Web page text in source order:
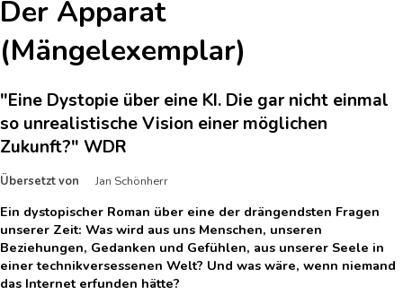
Der Apparat
(Mängelexemplar)
"Eine Dystopie über eine KI. Die gar nicht einmal
so unrealistische Vision einer möglichen
Zukunft?" WDR
Übersetzt von Jan Schönherr
Ein dystopischer Roman über eine der drängendsten Fragen
unserer Zeit: Was wird aus uns Menschen, unseren
Beziehungen, Gedanken und Gefühlen, aus unserer Seele in
einer technikversessenen Welt? Und was wäre, wenn niemand
das Internet erfunden hätte?